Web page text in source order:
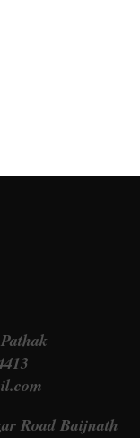
Road Baijnath